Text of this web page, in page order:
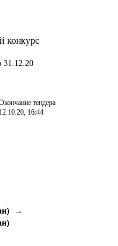
конкурс
31.12.20
тендера
12.10.20, 16:44
→